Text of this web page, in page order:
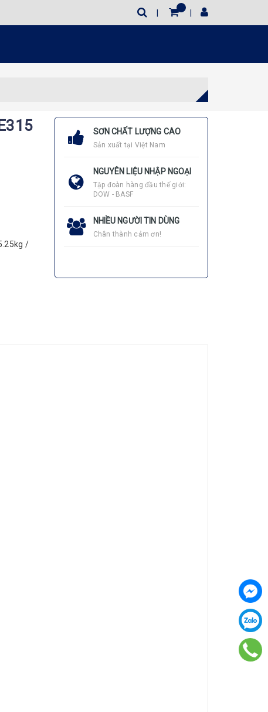
/
SƠN CHẤT LƯỢNG CAO
Sản xuất tại Việt Nam
NGUYÊN LIỆU NHẬP NGOẠI
Tập đoàn hàng đầu thế giới:
DOW - BASF
NHIỀU NGƯỜI TIN DÙNG
Chân thành cảm ơn!